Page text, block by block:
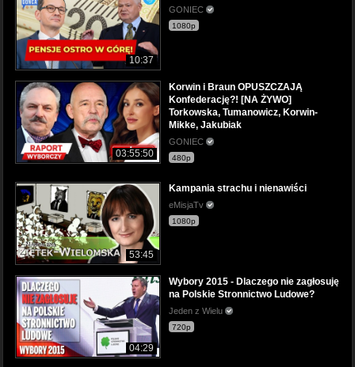
10:37
GONIEC
1080p
03:55:50
Korwin i Braun OPUSZCZAJĄ
Konfederację?! [NA ŻYWO]
Torkowska, Tumanowicz, Korwin-
Mikke, Jakubiak
GONIEC
480p
53:45
Kampania strachu i nienawiści
eMisjaTv
1080p
04:29
Wybory 2015 - Dlaczego nie zagłosuję
na Polskie Stronnictwo Ludowe?
Jeden z Wielu
720p